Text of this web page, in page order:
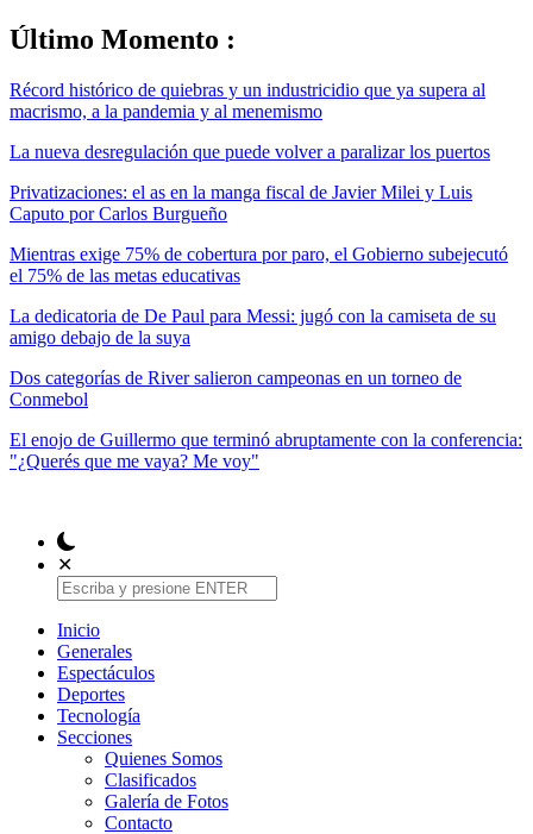
Último Momento :
Récord histórico de quiebras y un industricidio que ya supera al
macrismo, a la pandemia y al menemismo
La nueva desregulación que puede volver a paralizar los puertos
Privatizaciones: el as en la manga fiscal de Javier Milei y Luis
Caputo por Carlos Burgueño
Mientras exige 75% de cobertura por paro, el Gobierno subejecutó
el 75% de las metas educativas
La dedicatoria de De Paul para Messi: jugó con la camiseta de su
amigo debajo de la suya
Dos categorías de River salieron campeonas en un torneo de
Conmebol
El enojo de Guillermo que terminó abruptamente con la conferencia:
"¿Querés que me vaya? Me voy"
✕
Inicio
Generales
Espectáculos
Deportes
Tecnologí­a
Secciones
Quienes Somos
Clasificados
Galería de Fotos
Contacto